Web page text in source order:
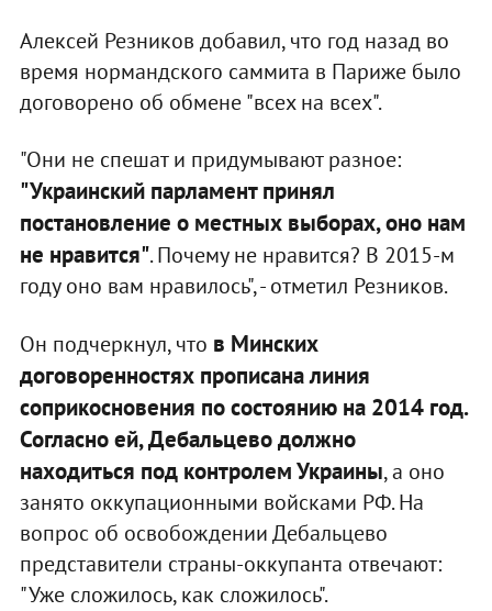
Алексей Резников добавил, что год назад во
время нормандского саммита в Париже было
договорено об обмене "всех на всех".
"Они не спешат и придумывают разное:
"Украинский парламент принял
постановление о местных выборах, оно нам
не нравится". Почему не нравится? В 2015-м
году оно вам нравилось", - отметил Резников.
Он подчеркнул, что в Минских
договоренностях прописана линия
соприкосновения по состоянию на 2014 год.
Согласно ей, Дебальцево должно
находиться под контролем Украины, а оно
занято оккупационными войсками РФ. На
вопрос об освобождении Дебальцево
представители страны-оккупанта отвечают:
"Уже сложилось, как сложилось".